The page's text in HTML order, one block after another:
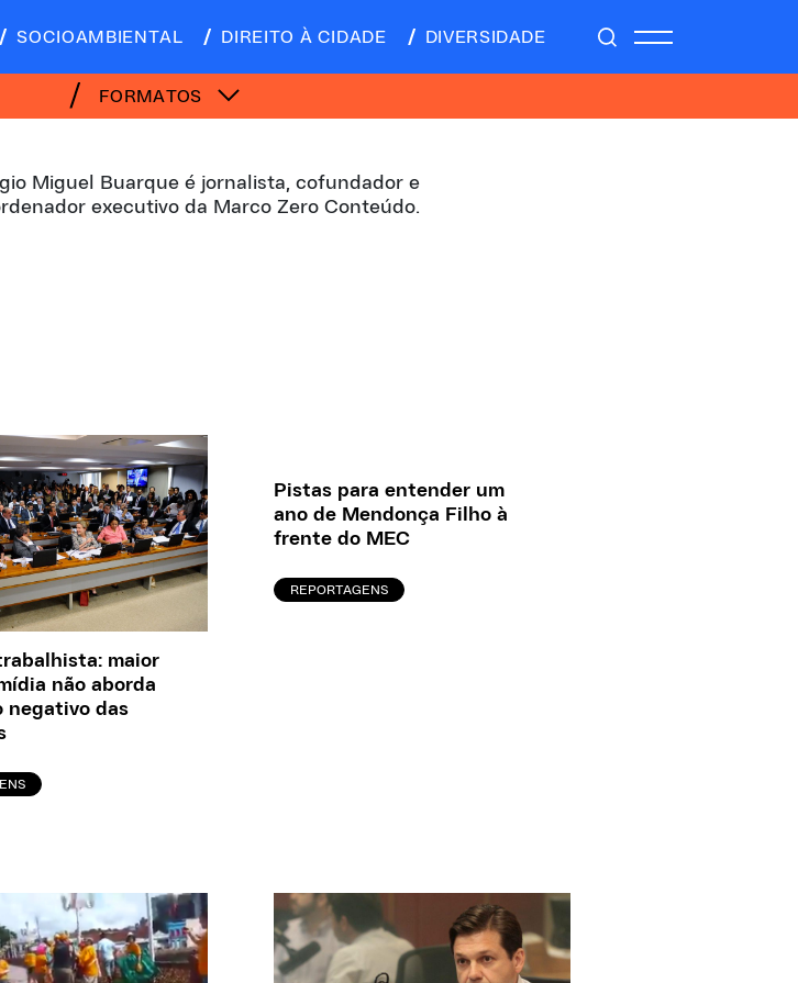
SOCIOAMBIENTAL DIREITO À CIDADE DIVERSIDADE
FORMATOS
Miguel Buarque é jornalista, cofundador e
executivo da Marco Zero Conteúdo.
maior
não aborda
negativo das
Pistas para entender um
ano de Mendonça Filho à
frente do MEC
REPORTAGENS